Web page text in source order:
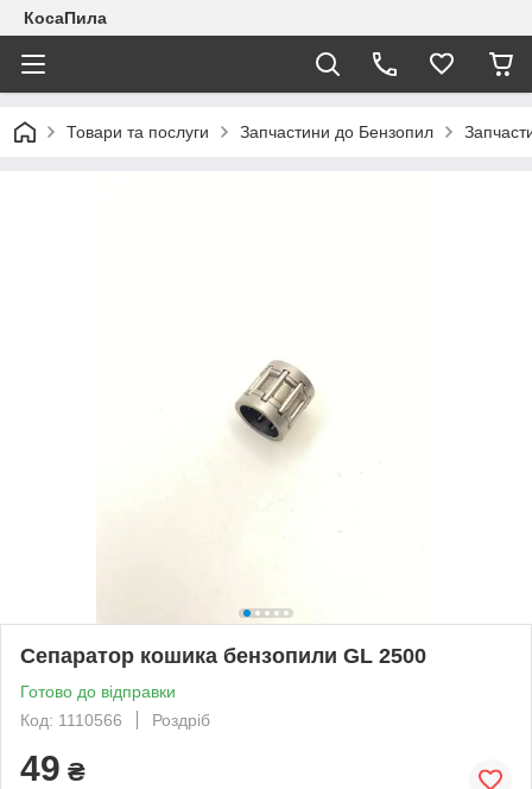
КосаПила
Товари та послуги Запчастини до Бензопил
Сепаратор кошика бензопили GL 2500
Готово до відправки
Код: 1110566
Роздріб
49 ₴